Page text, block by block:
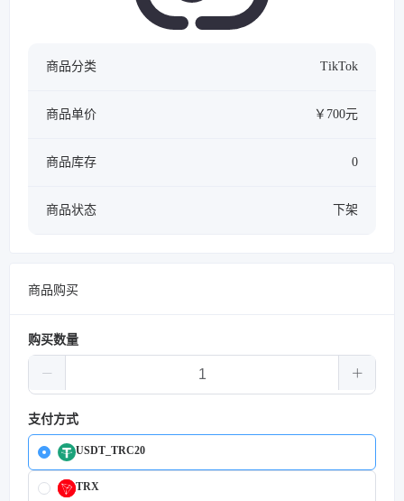
商品分类 TikTok
商品单价 ￥700元
商品库存 0
商品状态 下架
商品购买
购买数量
支付方式
USDT_TRC20
TRX